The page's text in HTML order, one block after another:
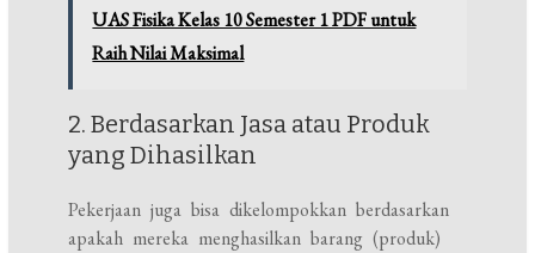
UAS Fisika Kelas 10 Semester 1 PDF untuk
Raih Nilai Maksimal
2. Berdasarkan Jasa atau Produk
yang Dihasilkan
Pekerjaan juga bisa dikelompokkan berdasarkan
apakah mereka menghasilkan barang (produk)